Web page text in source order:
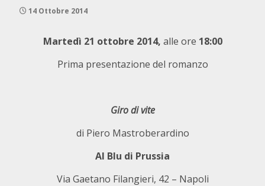
14 Ottobre 2014
Martedì 21 ottobre 2014, alle ore 18:00
Prima presentazione del romanzo
Giro di vite
di Piero Mastroberardino
Al Blu di Prussia
Via Gaetano Filangieri, 42 – Napoli